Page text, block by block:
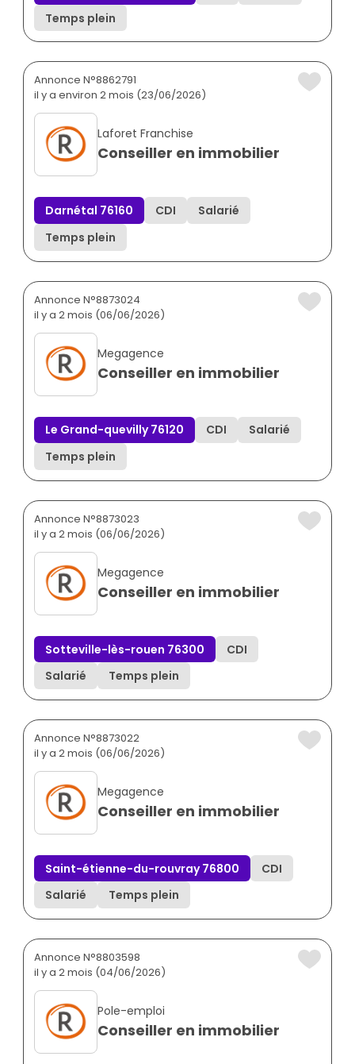
Temps plein
Annonce N°8862791
il y a environ 2 mois (23/06/2026)
Laforet Franchise
Conseiller en immobilier
Darnétal 76160 CDI
Salarié
Temps plein
Annonce N°8873024
il y a 2 mois (06/06/2026)
Megagence
Conseiller en immobilier
Le Grand-quevilly 76120 CDI
Salarié
Temps plein
Annonce N°8873023
il y a 2 mois (06/06/2026)
Megagence
Conseiller en immobilier
Sotteville-lès-rouen 76300
CDI
Salarié
Temps plein
Annonce N°8873022
il y a 2 mois (06/06/2026)
Megagence
Conseiller en immobilier
Saint-étienne-du-rouvray 76800
CDI
Salarié
Temps plein
Annonce N°8803598
il y a 2 mois (04/06/2026)
Pole-emploi
Conseiller en immobilier